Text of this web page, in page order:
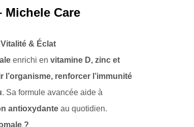
Michele Care
& Éclat
enrichi en vitamine D, zinc et
l’organisme, renforcer l’immunité
. Sa formule avancée aide à
antioxydante au quotidien.
?